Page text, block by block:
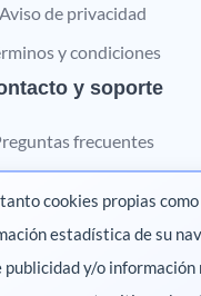
Aviso de privacidad
y condiciones
y soporte
frecuentes
Contáctanos
Marketing digital
Pharma
cookies propias
estadística de su
y/o información